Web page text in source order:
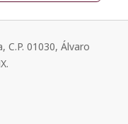
C.P. 01030, Álvaro